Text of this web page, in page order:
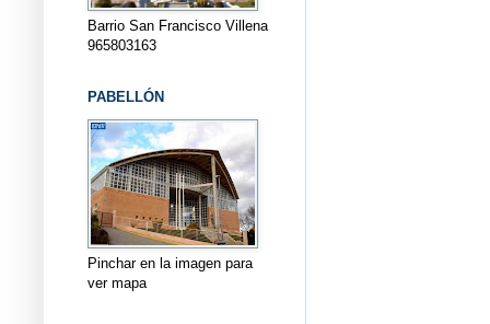
Barrio San Francisco Villena
965803163
PABELLÓN
Pinchar en la imagen para
ver mapa